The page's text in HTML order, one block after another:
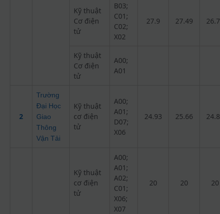
Kỹ thuật
Cơ điện
tử
B03;
C01;
C02;
X02
27.9 27.49
Kỹ thuật
Cơ điện
tử
A00;
A01
2
Trường
Đại Học
Giao
Thông
Vận Tải
Kỹ thuật
cơ điện
tử
A00;
A01;
D07;
X06
24.93 25.66
Kỹ thuật
cơ điện
tử
A00;
A01;
A02;
C01;
X06;
X07
20 20 20